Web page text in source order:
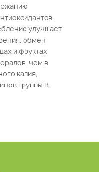
улучшает
обмен
и фруктах
чем в
калия,
группы В.